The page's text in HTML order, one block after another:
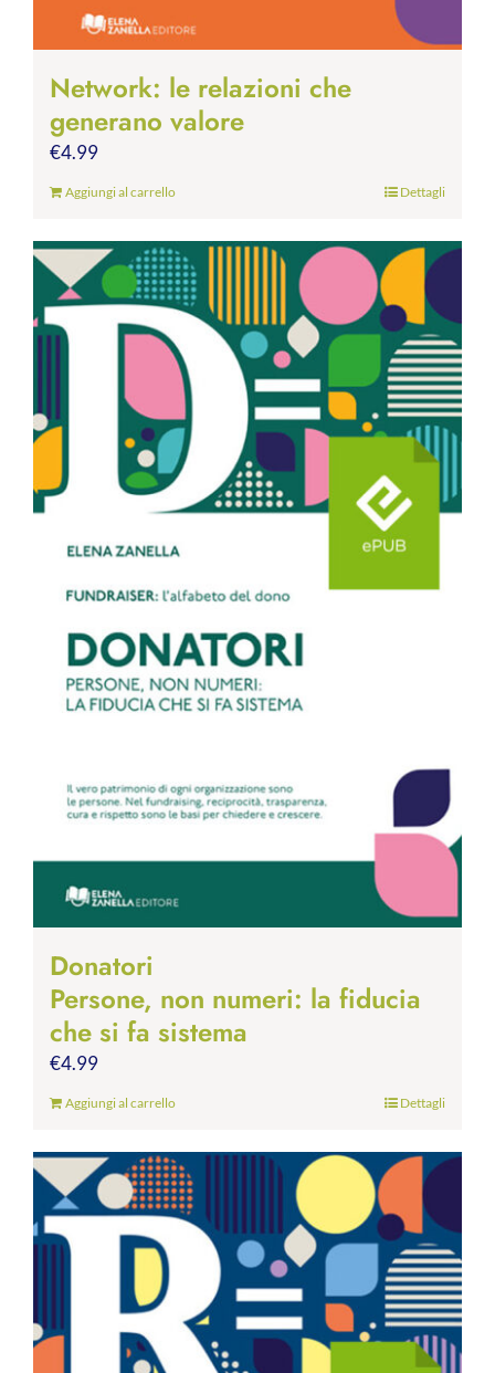
Network: le relazioni che
generano valore
€4.99
Aggiungi al carrello Dettagli
Donatori
Persone, non numeri: la fiducia
che si fa sistema
€4.99
Aggiungi al carrello Dettagli